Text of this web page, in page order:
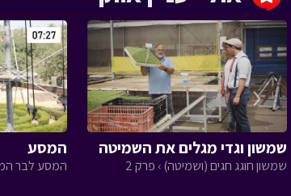
סיור סליחות
בנחלאות
הגעת ליעד › פרק 21
ההרודיון
שמשון וגדי מגלים את השמיטה
שמשון חוגג חגים (ושמיטה) › פרק 2
המסע
המסע לבר
‹